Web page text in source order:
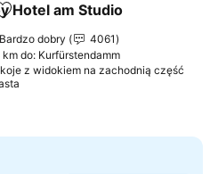
Dodaj do ulubionych
Hotel am Studio
Bardzo dobry
4061
km do: Kurfürstendamm
z widokiem na zachodnią część